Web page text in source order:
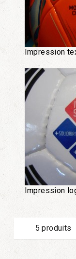
Impression
Impression
5 produits